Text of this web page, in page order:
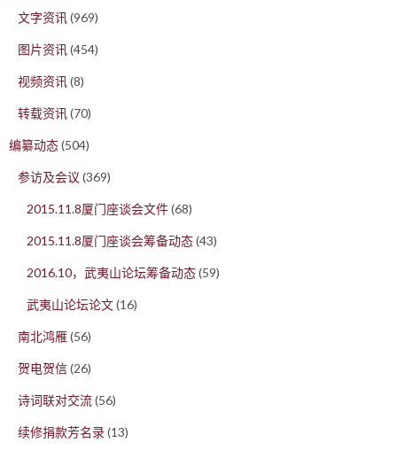
文字资讯(969)
图片资讯(454)
视频资讯(8)
转载资讯(70)
编纂动态(504)
参访及会议 (369)
2015.11.8厦门座谈会文件(68)
2015.11.8厦门座谈会筹备动态(43)
2016.10，武夷山论坛筹备动态(59)
武夷山论坛论文(16)
南北鸿雁(56)
贺电贺信(26)
诗词联对交流(56)
续修捐款芳名录(13)